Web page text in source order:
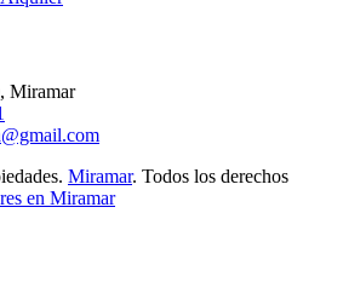
Miramar
Miramar. Todos los derechos
en Miramar